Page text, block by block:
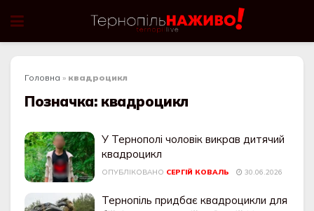
Головна » квадроцикл
Позначка: квадроцикл
У Тернополі чоловік викрав дитячий
квадроцикл
ОПУБЛІКОВАНО СЕРГІЙ КОВАЛЬ 30.06.2026
Тернопіль придбає квадроцикли для